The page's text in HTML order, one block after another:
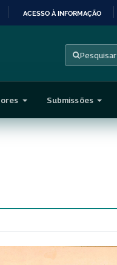
ACESSO À INFORMAÇÃO
Pesquisar
Submissões